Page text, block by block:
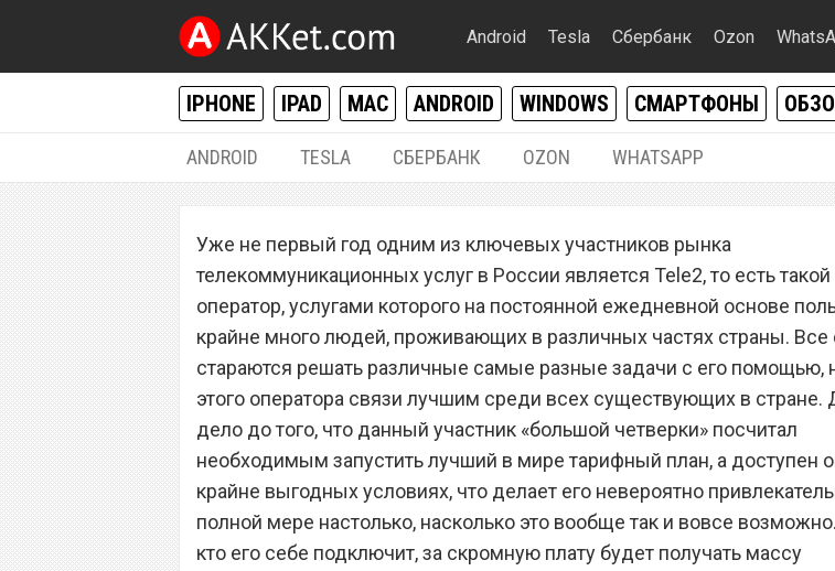
Android Tesla Сбербанк Ozon
IPHONE IPAD MAC ANDROID WINDOWS СМАРТФОНЫ
ANDROID TESLA СБЕРБАНК OZON WHATSAPP
Сотовый оператор Tele2 запустил
лучший в мире тарифный план на
выгодных условиях
Уже не первый год одним из ключевых участников рынка
телекоммуникационных услуг в России является Tele2, то есть
оператор, услугами которого на постоянной ежедневной основе
крайне много людей, проживающих в различных частях страны. Все
стараются решать различные самые разные задачи с его помощью,
этого оператора связи лучшим среди всех существующих в
дело до того, что данный участник «большой четверки» посчитал
необходимым запустить лучший в мире тарифный план, а доступен
крайне выгодных условиях, что делает его невероятно
полной мере настолько, насколько это вообще так и вовсе
кто его себе подключит, за скромную плату будет получать массу